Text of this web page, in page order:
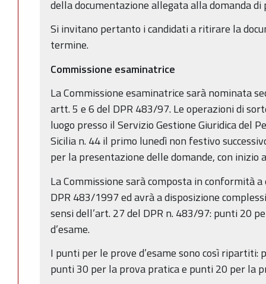
della documentazione allegata alla domanda di
Si invitano pertanto i candidati a ritirare la
termine.
Commissione esaminatrice
La Commissione esaminatrice sarà nominata
artt. 5 e 6 del DPR 483/97. Le operazioni di
luogo presso il Servizio Gestione Giuridica del
Sicilia n. 44 il primo lunedì non festivo
per la presentazione delle domande, con inizio
La Commissione sarà composta in conformità
DPR 483/1997 ed avrà a disposizione
sensi dell’art. 27 del DPR n. 483/97: punti 20
d’esame.
I punti per le prove d’esame sono così
punti 30 per la prova pratica e punti 20 per la